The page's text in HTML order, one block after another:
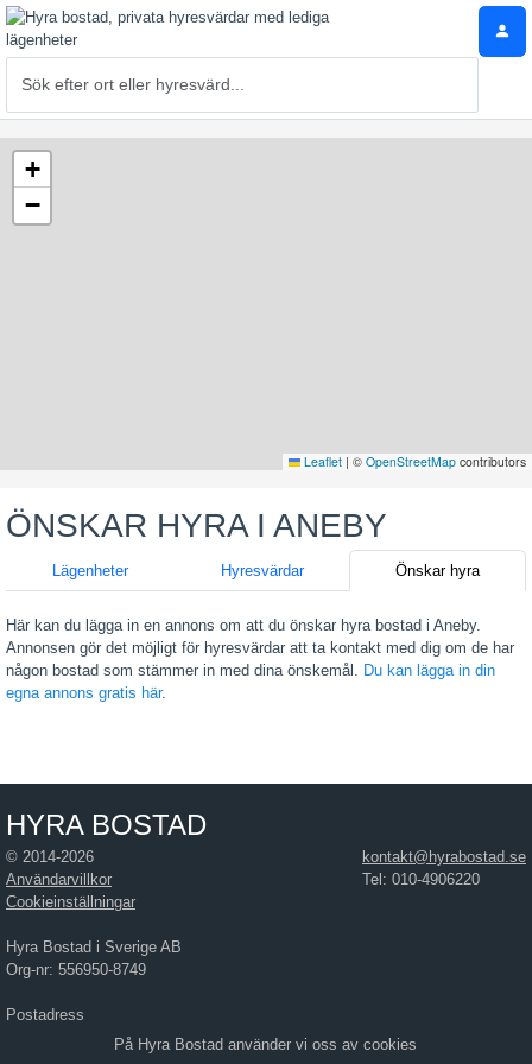
+
−
Leaflet | © OpenStreetMap contributors
ÖNSKAR HYRA I ANEBY
Lägenheter Hyresvärdar Önskar hyra
Här kan du lägga in en annons om att du önskar hyra bostad i Aneby.
Annonsen gör det möjligt för hyresvärdar att ta kontakt med dig om de har
någon bostad som stämmer in med dina önskemål. Du kan lägga in din
egna annons gratis här.
HYRA BOSTAD
kontakt@hyrabostad.se
Tel: 010-4906220
© 2014-2026
Användarvillkor
Cookieinställningar
Hyra Bostad i Sverige AB
Org-nr: 556950-8749
Postadress
Hyra Bostad i Sverige ABPå Hyra Bostad använder vi oss av cookies